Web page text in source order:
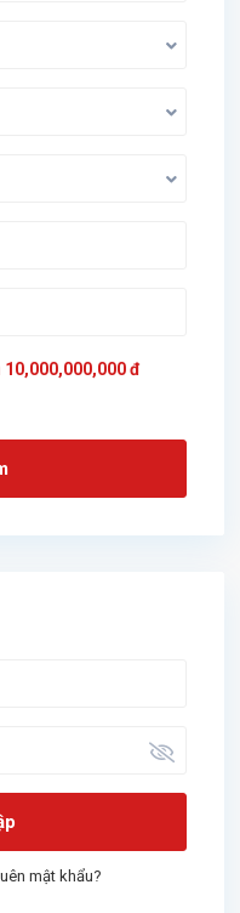
đ
mật khẩu?